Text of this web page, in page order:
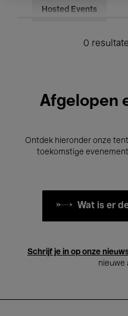
Hosted Events
0
Afgelopen
Ontdek hieronder onze
toekomstige
Wat is er
Schrijf je in op onze
nieuwe